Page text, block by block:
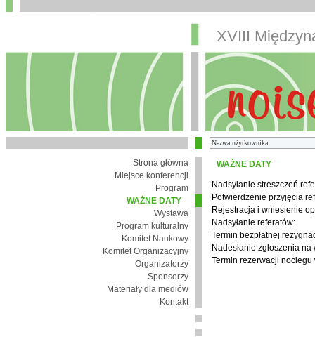
XVIII
Strona główna
Miejsce konferencji
Program
WAŻNE DATY
Wystawa
Program kulturalny
Komitet Naukowy
Komitet Organizacyjny
Organizatorzy
Sponsorzy
Materiały dla mediów
Kontakt
WAŻNE DATY
Nadsyłanie streszczeń
Potwierdzenie przyjęcia
Rejestracja i wniesienie
Nadsyłanie referatów:
Termin bezpłatnej
Nadesłanie zgłoszenia na
Termin rezerwacji